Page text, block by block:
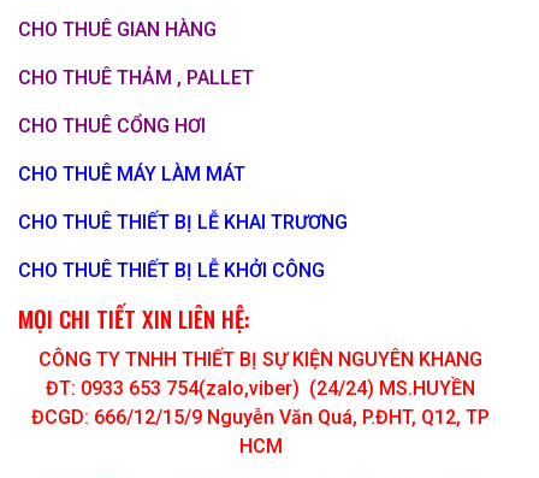
CHO THUÊ GIAN HÀNG
CHO THUÊ THẢM , PALLET
CHO THUÊ CỔNG HƠI
CHO THUÊ MÁY LÀM MÁT
CHO THUÊ THIẾT BỊ LỄ KHAI TRƯƠNG
CHO THUÊ THIẾT BỊ LỄ KHỞI CÔNG
MỌI CHI TIẾT XIN LIÊN HỆ:
CÔNG TY TNHH THIẾT BỊ SỰ KIỆN NGUYÊN KHANG
ĐT: 0933 653 754(zalo,viber) (24/24) MS.HUYỀN
ĐCGD: 666/12/15/9 Nguyễn Văn Quá, P.ĐHT, Q12, TP
HCM